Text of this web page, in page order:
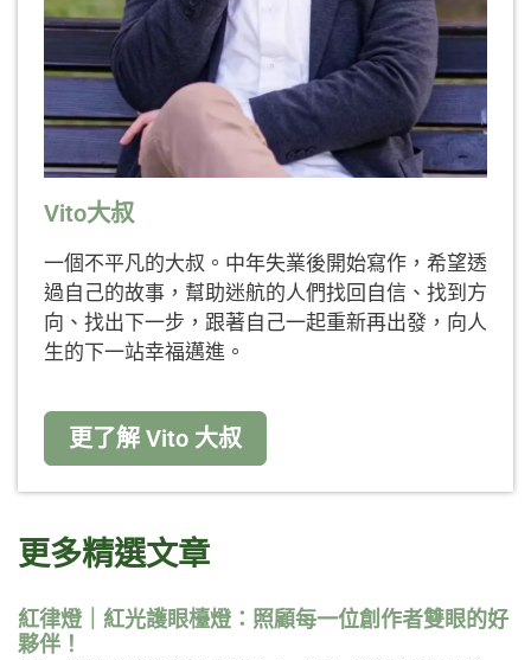
Vito大叔
一個不平凡的大叔。中年失業後開始寫作，希望透
過自己的故事，幫助迷航的人們找回自信、找到方
向、找出下一步，跟著自己一起重新再出發，向人
生的下一站幸福邁進。
更了解 Vito 大叔
更多精選文章
紅律燈｜紅光護眼檯燈：照顧每一位創作者雙眼的好
夥伴！